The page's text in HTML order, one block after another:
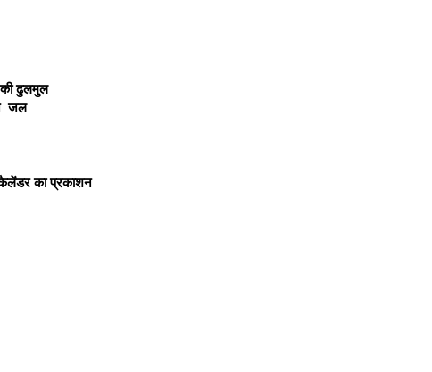
की ढुलमुल
जल
का प्रकाशन